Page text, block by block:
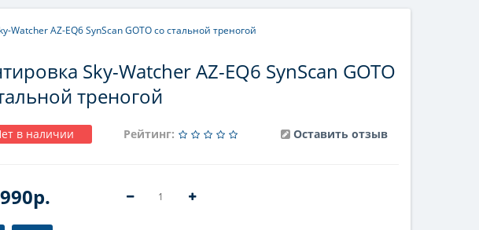
Watcher AZ-EQ6 SynScan GOTO со стальной треногой
Sky-Watcher AZ-EQ6 SynScan GOTO
треногой
в наличии Рейтинг: Оставить отзыв